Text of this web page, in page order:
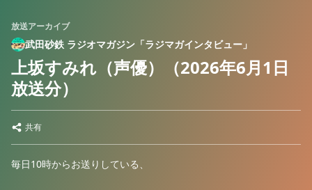
放送アーカイブ
武田砂鉄 ラジオマガジン「ラジマガインタビュー」
上坂すみれ（声優）（2026年6月1日
放送分）
共有
毎日10時からお送りしている、